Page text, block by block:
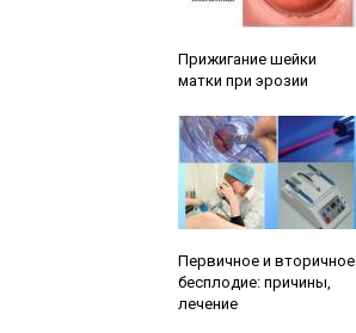
Прижигание шейки
матки при эрозии
Первичное и вторичное
бесплодие: причины,
лечение